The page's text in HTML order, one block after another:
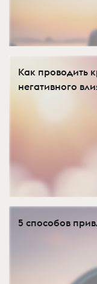
Как проводить
негативного
5 способов